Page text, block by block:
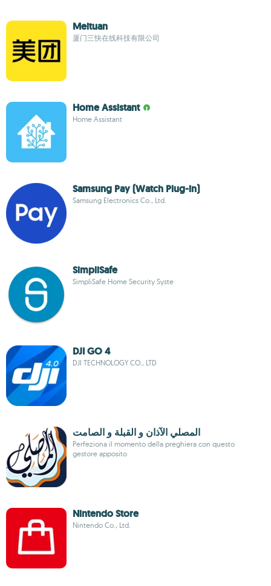
Meituan
厦门三快在线科技有限公司
Home Assistant
Home Assistant
Samsung Pay (Watch Plug-in)
Samsung Electronics Co., Ltd.
SimpliSafe
SimpliSafe Home Security Syste
DJI GO 4
DJI TECHNOLOGY CO., LTD
المصلي الآذان و القبلة و الصامت
Perfeziona il momento della preghiera con questo
gestore apposito
Nintendo Store
Nintendo Co., Ltd.